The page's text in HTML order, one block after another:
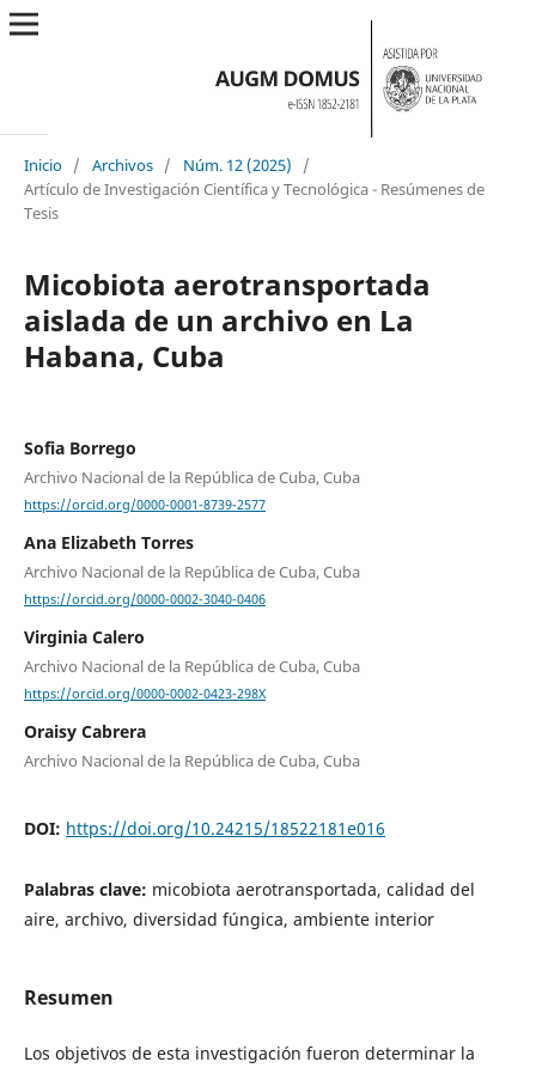
Inicio / Archivos / Núm. 12 (2025)
/
Artículo de Investigación Científica y Tecnológica - Resúmenes de
Tesis
Micobiota aerotransportada
aislada de un archivo en La
Habana, Cuba
Sofia Borrego
Archivo Nacional de la República de Cuba, Cuba
https://orcid.org/0000-0001-8739-2577
Ana Elizabeth Torres
Archivo Nacional de la República de Cuba, Cuba
https://orcid.org/0000-0002-3040-0406
Virginia Calero
Archivo Nacional de la República de Cuba, Cuba
https://orcid.org/0000-0002-0423-298X
Oraisy Cabrera
Archivo Nacional de la República de Cuba, Cuba
DOI: https://doi.org/10.24215/18522181e016
Palabras clave: micobiota aerotransportada, calidad del
aire, archivo, diversidad fúngica, ambiente interior
Resumen
Los objetivos de esta investigación fueron determinar la